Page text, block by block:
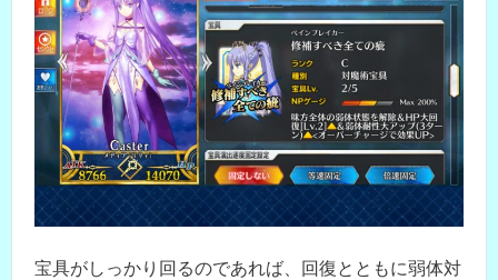
宝具がしっかり回るのであれば、回復とともに弱体対